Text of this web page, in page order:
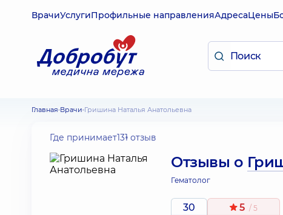
ВрачиУслугиПрофильные направленияАдресаЦены
Главная Врачи Гришина Наталья Анатольевна
Где принимает131 отзыв
Отзывы о
Гематолог
30 5 / 5